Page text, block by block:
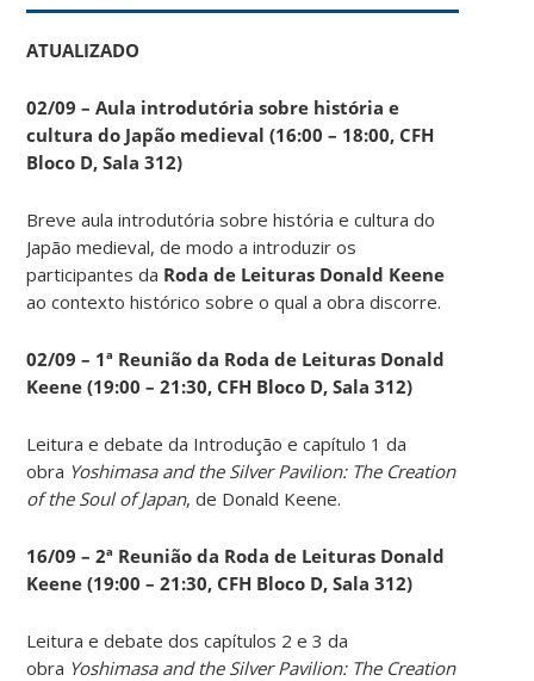
ATUALIZADO
02/09 – Aula introdutória sobre história e
cultura do Japão medieval (16:00 – 18:00, CFH
Bloco D, Sala 312)
Breve aula introdutória sobre história e cultura do
Japão medieval, de modo a introduzir os
participantes da Roda de Leituras Donald Keene
ao contexto histórico sobre o qual a obra discorre.
02/09 – 1ª Reunião da Roda de Leituras Donald
Keene (19:00 – 21:30, CFH Bloco D, Sala 312)
Leitura e debate da Introdução e capítulo 1 da
obra Yoshimasa and the Silver Pavilion: The Creation
of the Soul of Japan, de Donald Keene.
16/09 – 2ª Reunião da Roda de Leituras Donald
Keene (19:00 – 21:30, CFH Bloco D, Sala 312)
Leitura e debate dos capítulos 2 e 3 da
obra Yoshimasa and the Silver Pavilion: The Creation